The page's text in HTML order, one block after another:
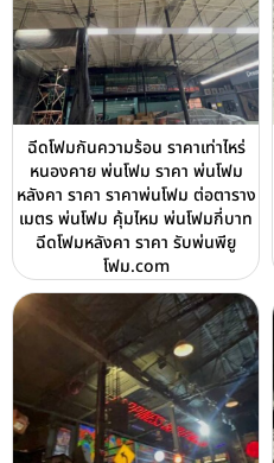
ฉีดโฟมกันความร้อน ราคาเท่าไหร่
หนองคาย พ่นโฟม ราคา พ่นโฟม
หลังคา ราคา ราคาพ่นโฟม ต่อตาราง
เมตร พ่นโฟม คุ้มไหม พ่นโฟมกี่บาท
ฉีดโฟมหลังคา ราคา รับพ่นพียู
โฟม.com